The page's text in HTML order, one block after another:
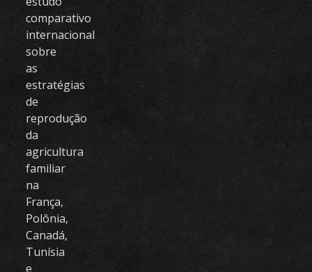
comparativo
internacional
sobre
as
estratégias
de
reprodução
da
agricultura
familiar
na
França,
Polônia,
Canadá,
Tunísia
e